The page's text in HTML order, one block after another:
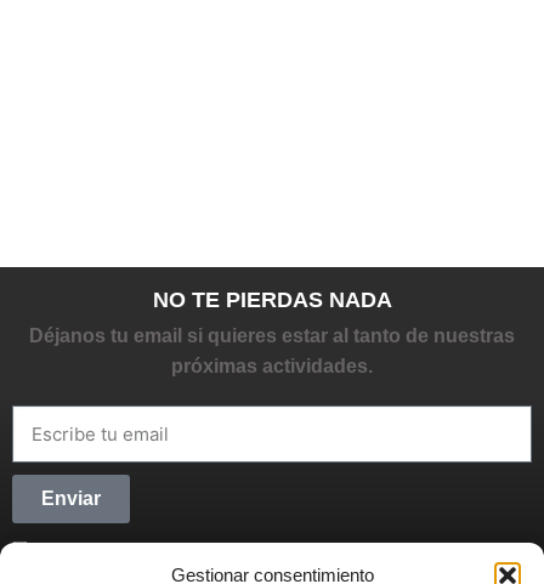
Gestionar consentimiento
NO TE PIERDAS NADA
Déjanos tu email si quieres estar al tanto de nuestras
próximas actividades.
Enviar